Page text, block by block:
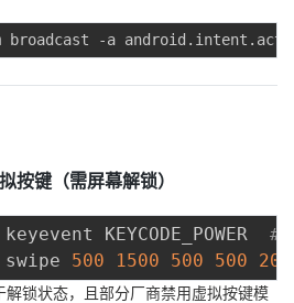
按键（需屏幕解锁）
KEYCODE_POWER #
500 1500 500 500 200
解锁状态，且部分厂商禁用虚拟按键模